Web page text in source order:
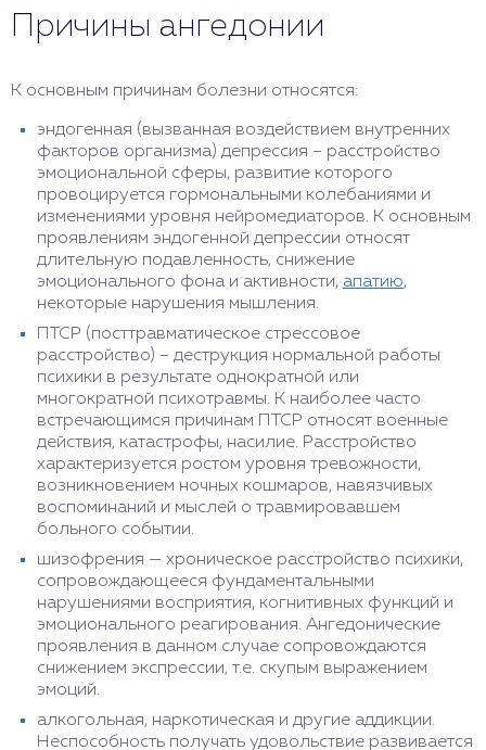
Причины ангедонии
К основным причинам болезни относятся:
эндогенная (вызванная воздействием внутренних
факторов организма) депрессия – расстройство
эмоциональной сферы, развитие которого
провоцируется гормональными колебаниями и
изменениями уровня нейромедиаторов. К основным
проявлениям эндогенной депрессии относят
длительную подавленность, снижение
эмоционального фона и активности, апатию,
некоторые нарушения мышления.
ПТСР (посттравматическое стрессовое
расстройство) – деструкция нормальной работы
психики в результате однократной или
многократной психотравмы. К наиболее часто
встречающимся причинам ПТСР относят военные
действия, катастрофы, насилие. Расстройство
характеризуется ростом уровня тревожности,
возникновением ночных кошмаров, навязчивых
воспоминаний и мыслей о травмировавшем
больного событии.
шизофрения — хроническое расстройство психики,
сопровождающееся фундаментальными
нарушениями восприятия, когнитивных функций и
эмоционального реагирования. Ангедонические
проявления в данном случае сопровождаются
снижением экспрессии, т.е. скупым выражением
эмоций.
алкогольная, наркотическая и другие аддикции.
Неспособность получать удовольствие развивается